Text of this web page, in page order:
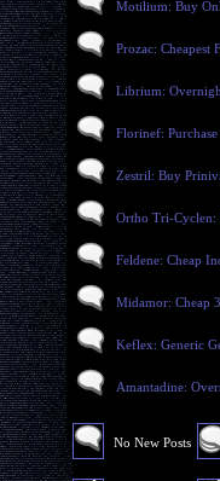
Motilium: Buy
Prozac: Cheapest
Librium:
Florinef:
Zestril: Buy
Ortho Tri-Cyclen:
Feldene: Cheap
Midamor: Cheap
Keflex: Generic
Amantadine:
No New Posts